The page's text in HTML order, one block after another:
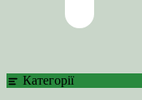
Категорії